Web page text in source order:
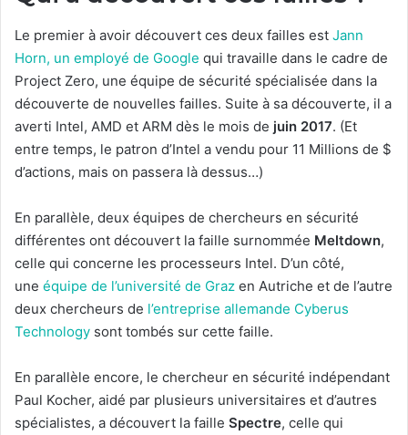
Le premier à avoir découvert ces deux failles est Jann
Horn, un employé de Google qui travaille dans le cadre de
Project Zero, une équipe de sécurité spécialisée dans la
découverte de nouvelles failles. Suite à sa découverte, il a
averti Intel, AMD et ARM dès le mois de juin 2017. (Et
entre temps, le patron d’Intel a vendu pour 11 Millions de $
d’actions, mais on passera là dessus…)
En parallèle, deux équipes de chercheurs en sécurité
différentes ont découvert la faille surnommée Meltdown,
celle qui concerne les processeurs Intel. D’un côté,
une équipe de l’université de Graz en Autriche et de l’autre
deux chercheurs de l’entreprise allemande Cyberus
Technology sont tombés sur cette faille.
En parallèle encore, le chercheur en sécurité indépendant
Paul Kocher, aidé par plusieurs universitaires et d’autres
spécialistes, a découvert la faille Spectre, celle qui